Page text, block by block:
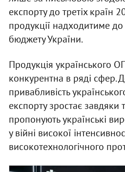
експорту до третіх країн
продукції надходитиме
бюджету України.
Продукція українського
конкурентна в ряді сфер.
привабливість
експорту зростає завдяки
пропонують українські
у війні високої
високотехнологічного